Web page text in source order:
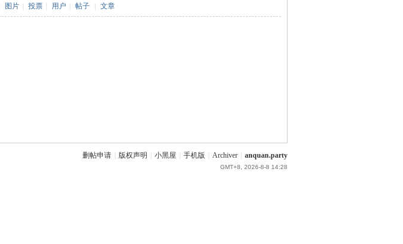
图片 投票 用户 帖子 文章
删帖申请 版权声明 小黑屋 手机版 Archiver anquan.party
GMT+8, 2026-8-8 14:28